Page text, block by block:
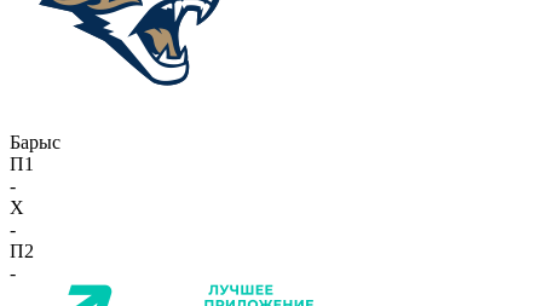
Барыс
П1
-
X
-
П2
-